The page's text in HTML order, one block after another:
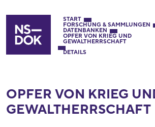
START
FORSCHUNG & SAMMLUNGEN
DATENBANKEN
OPFER VON KRIEG UND
GEWALTHERRSCHAFT
DETAILS
OPFER VON KRIEG
GEWALTHERRSCHAFT